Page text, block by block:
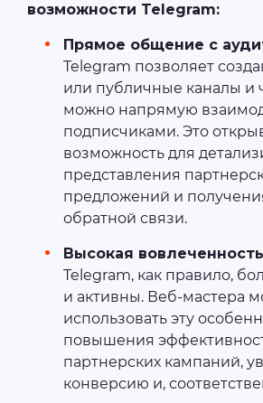
возможности Telegram:
Прямое общение с
Telegram позволяет
или публичные каналы и
можно напрямую
подписчиками. Это
возможность для
представления
предложений и
обратной связи.
Высокая вовлеченность
Telegram, как правило,
и активны. Веб-мастера
использовать эту
повышения
партнерских кампаний,
конверсию и,